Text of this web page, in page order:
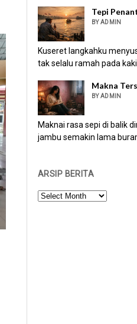
Tepi
BY ADMIN
Kuseret langkahku
tak selalu ramah pada kaki
Makna
BY ADMIN
Maknai rasa sepi di balik
jambu semakin lama
ARSIP BERITA
ARSIP